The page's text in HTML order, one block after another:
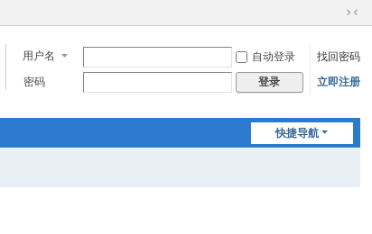
切
到
窄
用户名 自动登录
找回密码
密码
登录 立即注册
快捷导航